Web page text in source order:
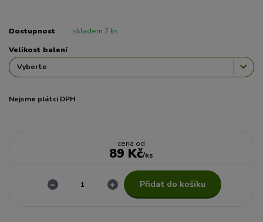
Dostupnost skladem 2 ks
Velikost balení
Nejsme plátci DPH
cena od
89 Kč/ks
Přidat do košíku